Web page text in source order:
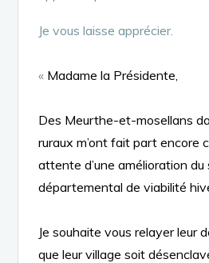
Je vous laisse apprécier.
« Madame la Présidente,
Des Meurthe-et-mosellans
ruraux m’ont fait part encore
attente d’une amélioration du
départemental de viabilité
Je souhaite vous relayer leur
que leur village soit